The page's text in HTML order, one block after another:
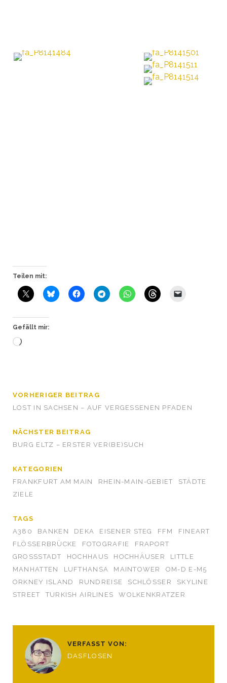
Teilen mit:
Gefällt mir:
Wird
VORHERIGER BEITRAG
LOST IN SACHSEN – AUF VERGESSENEN PFADEN
NÄCHSTER BEITRAG
BURG ELTZ – ERSTER VER(BE)SUCH
KATEGORIEN
FRANKFURT AM MAIN
RHEIN-MAIN-GEBIET
STÄDTE
ZIELE
TAGS
A380
BANKEN DEKA EISENER STEG FFM
FINEART
FLÖSSERBRÜCKE
FOTOGRAFIE
FRAPORT
GROSSSTADT
HOCHHAUS HOCHHÄUSER
LITTLE
MANHATTEN
LUFTHANSA MAINTOWER
OM-D E-M5
ORKNEY ISLAND
RUNDREISE SCHLÖSSER
SKYLINE
STREET
TURKISH AIRLINES WOLKENKRATZER
VERFASST VON:
DASFLOSEN